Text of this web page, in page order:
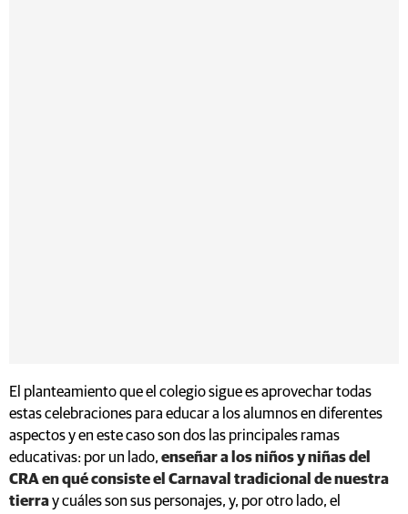
El planteamiento que el colegio sigue es aprovechar todas
estas celebraciones para educar a los alumnos en diferentes
aspectos y en este caso son dos las principales ramas
educativas: por un lado, enseñar a los niños y niñas del
CRA en qué consiste el Carnaval tradicional de nuestra
tierray cuáles son sus personajes, y, por otro lado, el